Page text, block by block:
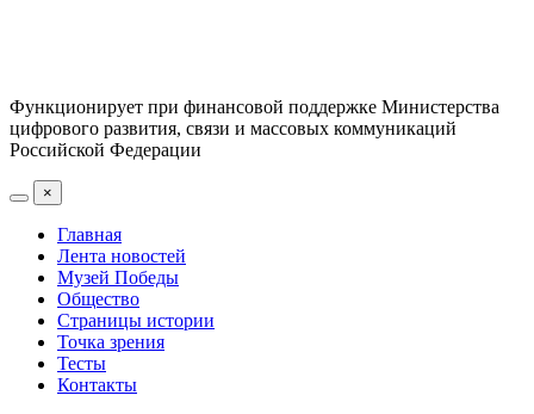
Функционирует при финансовой поддержке Министерства
цифрового развития, связи и массовых коммуникаций
Российской Федерации
×
Главная
Лента новостей
Музей Победы
Общество
Страницы истории
Точка зрения
Тесты
Контакты